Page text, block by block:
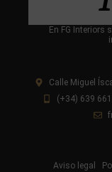
En FG Interiors
Calle Miguel
(+34) 639
Aviso legal